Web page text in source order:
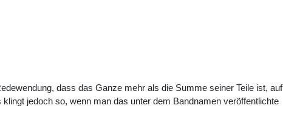
dass das Ganze mehr als die Summe seiner Teile ist, auf
jedoch so, wenn man das unter dem Bandnamen veröffentlichte